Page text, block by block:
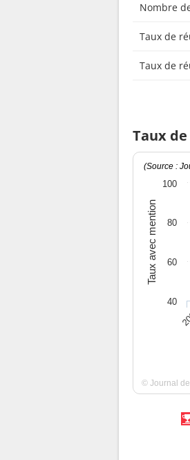
Nombre
Taux de
Taux de
Taux
Taux avec mention
(Source :
40
60
80
100
© Journal